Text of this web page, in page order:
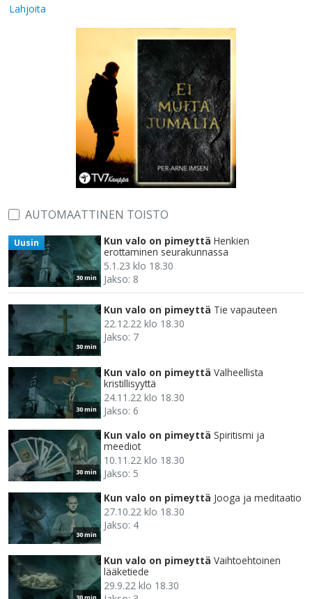
Lahjoita
AUTOMAATTINEN TOISTO
30 min
Uusin Kun valo on pimeyttä Henkien
erottaminen seurakunnassa
5.1.23 klo 18.30
Jakso: 8
30 min
Kun valo on pimeyttä Tie vapauteen
22.12.22 klo 18.30
Jakso: 7
30 min
Kun valo on pimeyttä Valheellista
kristillisyyttä
24.11.22 klo 18.30
Jakso: 6
30 min
Kun valo on pimeyttä Spiritismi ja
meediot
10.11.22 klo 18.30
Jakso: 5
30 min
Kun valo on pimeyttä Jooga ja meditaatio
27.10.22 klo 18.30
Jakso: 4
Kun valo on pimeyttä Vaihtoehtoinen
lääketiede
29.9.22 klo 18.30